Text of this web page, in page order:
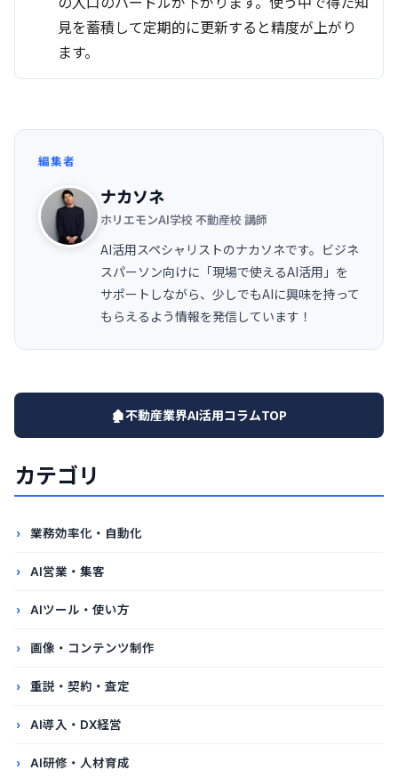
見を蓄積して定期的に更新すると精度が上がり
ます。
編集者
ナカソネ
ホリエモンAI学校 不動産校 講師
AI活用スペシャリストのナカソネです。ビジネ
スパーソン向けに「現場で使えるAI活用」を
サポートしながら、少しでもAIに興味を持って
もらえるよう情報を発信しています！
🏚️不動産業界AI活用コラムTOP
カテゴリ
業務効率化・自動化
AI営業・集客
AIツール・使い方
画像・コンテンツ制作
重説・契約・査定
AI導入・DX経営
AI研修・人材育成